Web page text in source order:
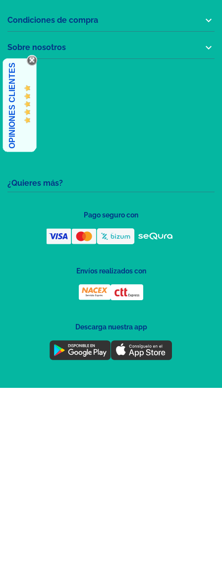
¿Quieres más?
Condiciones de compra 
Sobre nosotros 
OPINIONES CLIENTES
Pago seguro con
Envíos realizados con
Descarga nuestra app